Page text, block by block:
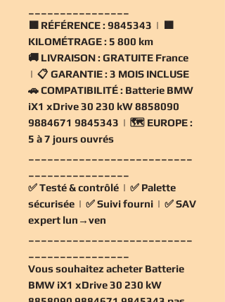
🟧 RÉFÉRENCE : 9845343 | 🟧
KILOMÉTRAGE : 5 800 km
🚚 LIVRAISON : GRATUITE France
| 📋 GARANTIE : 3 MOIS INCLUSE
🚗COMPATIBILITÉ : Batterie BMW
iX1 xDrive 30 230 kW 8858090
9884671 9845343 | 🗺️ EUROPE :
5 à 7 jours ouvrés
✅Testé & contrôlé | ✅ Palette
sécurisée | ✅Suivi fourni | ✅SAV
expert lun→ven
Vous souhaitez acheter Batterie
BMW iX1 xDrive 30 230 kW